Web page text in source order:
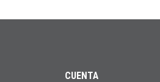
CUENTA